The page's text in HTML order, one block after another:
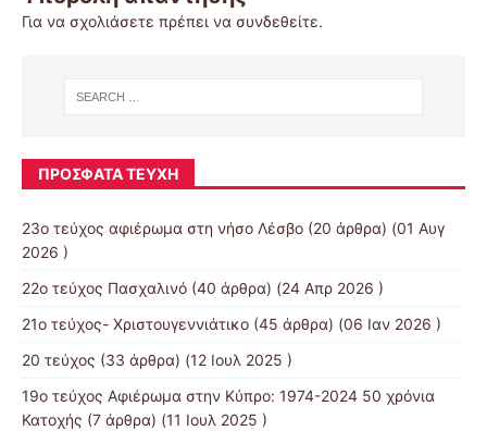
Για να σχολιάσετε πρέπει να συνδεθείτε.
ΠΡΌΣΦΑΤΑ ΤΕΎΧΗ
23ο τεύχος αφιέρωμα στη νήσο Λέσβο (20 άρθρα) (01 Αυγ
2026 )
22ο τεύχος Πασχαλινό (40 άρθρα) (24 Απρ 2026 )
21ο τεύχος- Χριστουγεννιάτικο (45 άρθρα) (06 Ιαν 2026 )
20 τεύχος (33 άρθρα) (12 Ιουλ 2025 )
19o τεύχος Αφιέρωμα στην Κύπρο: 1974-2024 50 χρόνια
Κατοχής (7 άρθρα) (11 Ιουλ 2025 )